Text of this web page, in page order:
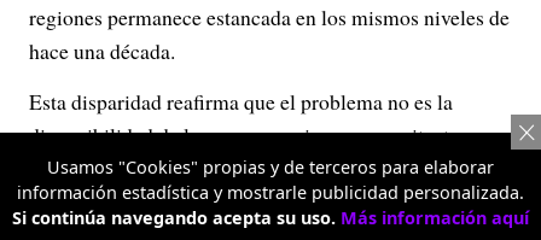
regiones permanece estancada en los mismos niveles de
hace una década.
Esta disparidad reafirma que el problema no es la
disponibilidad de los recursos, sino una arquitectura
administrativa que prioriza el gasto de funcionamiento
sobre las necesidades reales del desarrollo territorial,
Usamos "Cookies" propias y de terceros para elaborar
información estadística y mostrarle publicidad personalizada.
Si continúa navegando acepta su uso. Más información aquí